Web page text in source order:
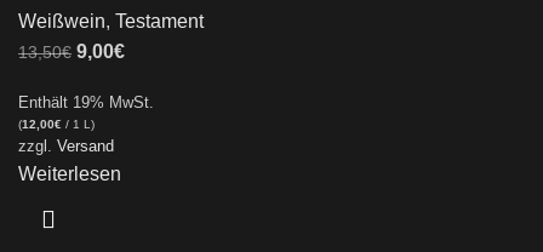
Weißwein, Testament
13,50€ 9,00€
Enthält 19% MwSt.
(12,00€ / 1 L)
zzgl. Versand
Weiterlesen